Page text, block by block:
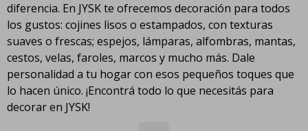
diferencia. En JYSK te ofrecemos decoración para todos
los gustos: cojines lisos o estampados, con texturas
suaves o frescas; espejos, lámparas, alfombras, mantas,
cestos, velas, faroles, marcos y mucho más. Dale
personalidad a tu hogar con esos pequeños toques que
lo hacen único. ¡Encontrá todo lo que necesitás para
decorar en JYSK!